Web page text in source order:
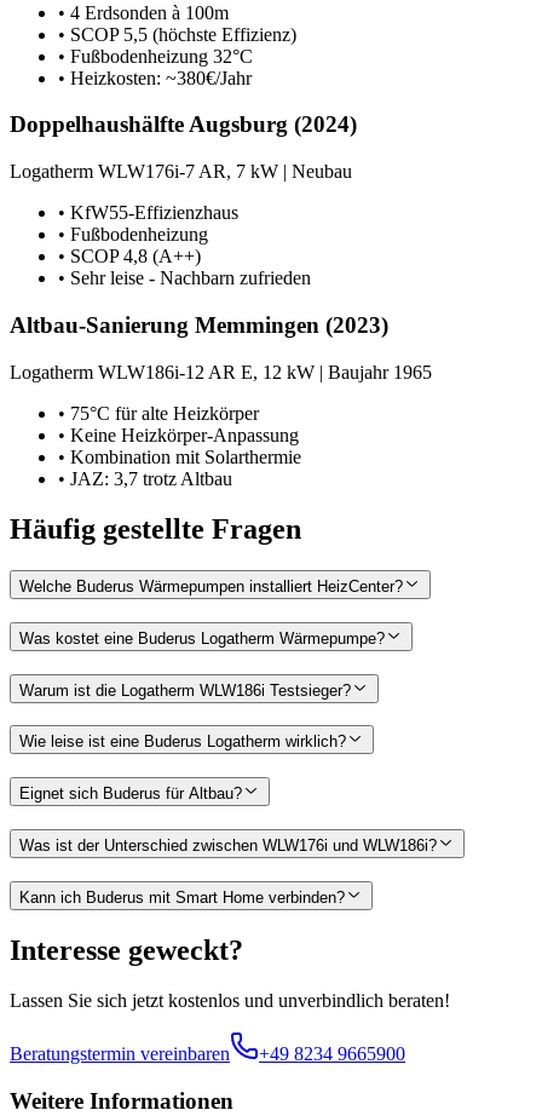
• 4 Erdsonden à 100m
• SCOP 5,5 (höchste Effizienz)
• Fußbodenheizung 32°C
• Heizkosten: ~380€/Jahr
Doppelhaushälfte Augsburg (2024)
Logatherm WLW176i-7 AR, 7 kW | Neubau
• KfW55-Effizienzhaus
• Fußbodenheizung
• SCOP 4,8 (A++)
• Sehr leise - Nachbarn zufrieden
Altbau-Sanierung Memmingen (2023)
Logatherm WLW186i-12 AR E, 12 kW | Baujahr 1965
• 75°C für alte Heizkörper
• Keine Heizkörper-Anpassung
• Kombination mit Solarthermie
• JAZ: 3,7 trotz Altbau
Häufig gestellte Fragen
Welche Buderus Wärmepumpen installiert HeizCenter?
Was kostet eine Buderus Logatherm Wärmepumpe?
Warum ist die Logatherm WLW186i Testsieger?
Wie leise ist eine Buderus Logatherm wirklich?
Eignet sich Buderus für Altbau?
Was ist der Unterschied zwischen WLW176i und WLW186i?
Kann ich Buderus mit Smart Home verbinden?
Interesse geweckt?
Lassen Sie sich jetzt kostenlos und unverbindlich beraten!
Beratungstermin vereinbaren +49 8234 9665900
Weitere Informationen